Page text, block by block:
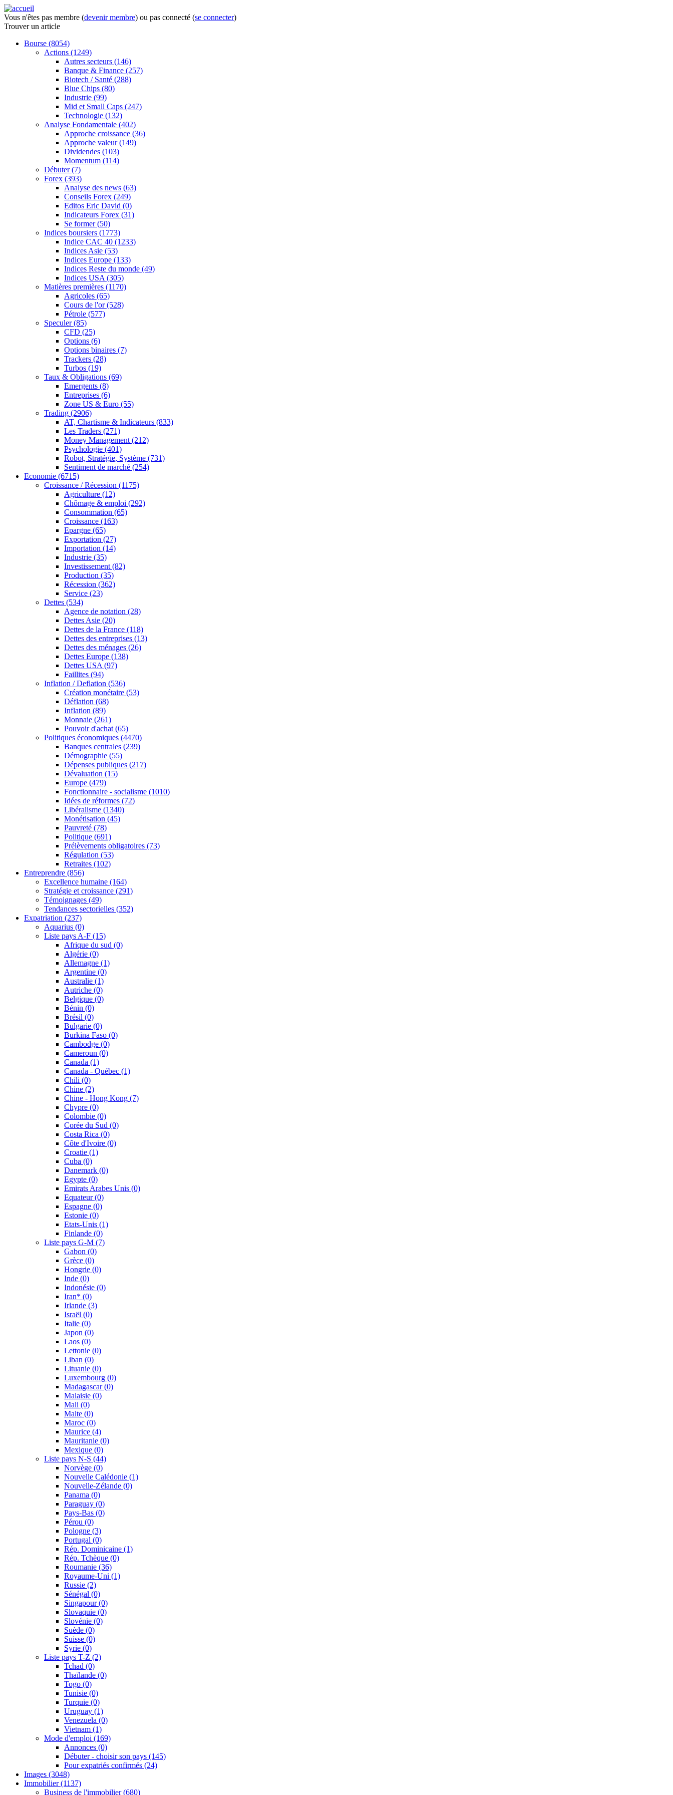
Vous n'êtes pas membre (devenir membre) ou pas connecté (se connecter)
Trouverun article
Bourse (8054)
Actions (1249)
Autres secteurs (146)
Banque & Finance (257)
Biotech / Santé (288)
Blue Chips (80)
Industrie (99)
Mid et Small Caps (247)
Technologie (132)
Analyse Fondamentale (402)
Approche croissance (36)
Approche valeur(149)
Dividendes (103)
Momentum (114)
Débuter(7)
Forex (393)
Analyse des news (63)
Conseils Forex (249)
Editos Eric David (0)
Indicateurs Forex (31)
Se former(50)
Indices boursiers (1773)
Indice CAC 40 (1233)
Indices Asie (53)
Indices Europe (133)
Indices Reste du monde (49)
Indices USA (305)
Matières premières (1170)
Agricoles (65)
Cours de l'or(528)
Pétrole (577)
Speculer(85)
CFD (25)
Options (6)
Options binaires (7)
Trackers (28)
Turbos (19)
Taux & Obligations (69)
Emergents (8)
Entreprises (6)
Zone US & Euro (55)
Trading (2906)
AT, Chartisme & Indicateurs (833)
Les Traders (271)
Money Management (212)
Psychologie (401)
Robot, Stratégie, Système (731)
Sentiment de marché (254)
Economie (6715)
Croissance / Récession (1175)
Agriculture (12)
Chômage & emploi (292)
Consommation (65)
Croissance (163)
Epargne (65)
Exportation (27)
Importation (14)
Industrie (35)
Investissement (82)
Production (35)
Récession (362)
Service (23)
Dettes (534)
Agence de notation (28)
Dettes Asie (20)
Dettes de la France (118)
Dettes des entreprises (13)
Dettes des ménages (26)
Dettes Europe (138)
Dettes USA (97)
Faillites (94)
Inflation / Deflation (536)
Création monétaire (53)
Déflation (68)
Inflation (89)
Monnaie (261)
Pouvoir d'achat (65)
Politiques économiques (4470)
Banques centrales (239)
Démographie (55)
Dépenses publiques (217)
Dévaluation (15)
Europe (479)
Fonctionnaire - socialisme (1010)
Idées de réformes (72)
Libéralisme (1340)
Monétisation (45)
Pauvreté (78)
Politique (691)
Prélèvements obligatoires (73)
Régulation (53)
Retraites (102)
Entreprendre (856)
Excellence humaine (164)
Stratégie et croissance (291)
Témoignages (49)
Tendances sectorielles (352)
Expatriation (237)
Aquarius (0)
Liste pays A-F (15)
Afrique du sud (0)
Algérie (0)
Allemagne (1)
Argentine (0)
Australie (1)
Autriche (0)
Belgique (0)
Bénin (0)
Brésil (0)
Bulgarie (0)
Burkina Faso (0)
Cambodge (0)
Cameroun (0)
Canada (1)
Canada - Québec (1)
Chili (0)
Chine (2)
Chine - Hong Kong (7)
Chypre (0)
Colombie (0)
Corée du Sud (0)
Costa Rica (0)
Côte d'Ivoire (0)
Croatie (1)
Cuba (0)
Danemark (0)
Egypte (0)
Emirats Arabes Unis (0)
Equateur(0)
Espagne (0)
Estonie (0)
Etats-Unis (1)
Finlande (0)
Liste pays G-M (7)
Gabon (0)
Grèce (0)
Hongrie (0)
Inde (0)
Indonésie (0)
Iran* (0)
Irlande (3)
Israël (0)
Italie (0)
Japon (0)
Laos (0)
Lettonie (0)
Liban (0)
Lituanie (0)
Luxembourg (0)
Madagascar(0)
Malaisie (0)
Mali (0)
Malte (0)
Maroc (0)
Maurice (4)
Mauritanie (0)
Mexique (0)
Liste pays N-S (44)
Norvège (0)
Nouvelle Calédonie (1)
Nouvelle-Zélande (0)
Panama (0)
Paraguay (0)
Pays-Bas (0)
Pérou (0)
Pologne (3)
Portugal (0)
Rép. Dominicaine (1)
Rép. Tchèque (0)
Roumanie (36)
Royaume-Uni (1)
Russie (2)
Sénégal (0)
Singapour(0)
Slovaquie (0)
Slovénie (0)
Suède (0)
Suisse (0)
Syrie (0)
Liste pays T-Z (2)
Tchad (0)
Thaïlande (0)
Togo (0)
Tunisie (0)
Turquie (0)
Uruguay (1)
Venezuela (0)
Vietnam (1)
Mode d'emploi (169)
Annonces (0)
Débuter - choisir son pays (145)
Pour expatriés confirmés (24)
Images (3048)
Immobilier(1137)
Business de l'immobilier(680)